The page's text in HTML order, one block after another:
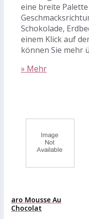
eine breite
Schokolade,
einem Klick auf
können Sie mehr
» Mehr
aro Mousse Au
Chocolat